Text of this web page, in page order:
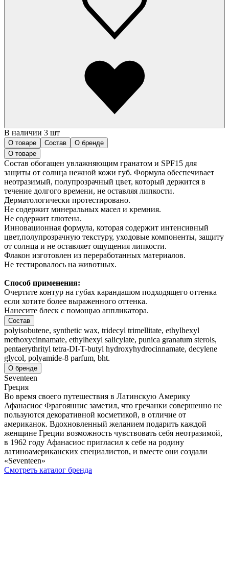
В наличии 3 шт
О товаре Состав
О бренде
О товаре
Состав обогащен увлажняющим гранатом и SPF15 для
защиты от солнца нежной кожи губ. Формула обеспечивает
неотразимый, полупрозрачный цвет, который держится в
течение долгого времени, не оставляя липкости.
Дерматологически протестировано.
Не содержит минеральных масел и кремния.
Не содержит глютена.
Инновационная формула, которая содержит интенсивный
цвет,полупрозрачную текстуру, уходовые компоненты, защиту
от солнца и не оставляет ощущения липкости.
Флакон изготовлен из переработанных материалов.
Не тестировалось на животных.
Способ применения:
Очертите контур на губах карандашом подходящего оттенка
если хотите более выраженного оттенка.
Нанесите блеск с помощью аппликатора.
Состав
polyisobutene, synthetic wax, tridecyl trimellitate, ethylhexyl
methoxycinnamate, ethylhexyl salicylate, punica granatum sterols,
pentaerythrityl tetra-DI-T-butyl hydroxyhydrocinnamate, decylene
glycol, polyamide-8 parfum, bht.
О бренде
Seventeen
Греция
Во время своего путешествия в Латинскую Америку
Афанасиос Фрагояннис заметил, что гречанки совершенно не
пользуются декоративной косметикой, в отличие от
американок. Вдохновленный желанием подарить каждой
женщине Греции возможность чувствовать себя неотразимой,
в 1962 году Афанасиос пригласил к себе на родину
латиноамериканских специалистов, и вместе они создали
«Seventeen»
Смотреть каталог бренда